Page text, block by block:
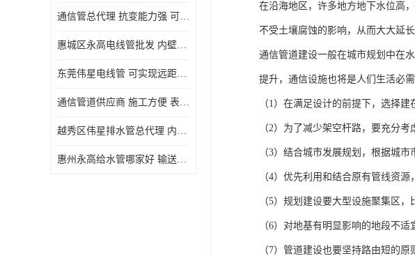
通信管总代理 抗变能力强 可耐强震 扭曲
惠城区永高电线管批发 内壁光滑 抗震性能好
东莞伟星电线管 可实现远距离通信 频率稳定性好
通信管道供应商 施工方便 表面电阻系数大
越秀区伟星排水管总代理 内部表面光滑 大功率 效率高
惠州永高给水管哪家好 输送能力强 方便施工和运输
在沿海地区，许多地方地下水位高
不受土壤腐蚀的影响，从而大大延
通信管道建设一般在城市规划中在
提升，通信设施也将是人们生活必需
（1）在满足设计的前提下，选择建
（2）为了减少架空杆路，要充分
（3）结合城市发展规划，根据城
（4）优先利用和结合原有管线资
（5）规划建设要大型设施聚集区，
（6）对地基有明显影响的地段不
（7）管道建设也要坚持路由短的原